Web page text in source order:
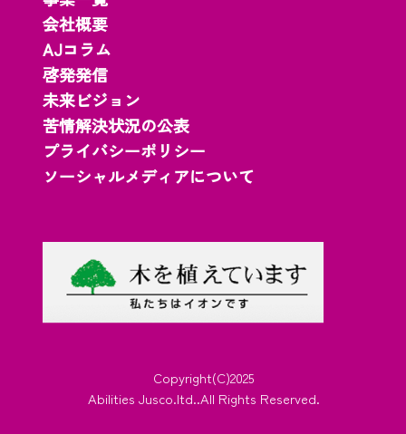
会社概要
AJコラム
啓発発信
未来ビジョン
苦情解決状況の公表
プライバシーポリシー
ソーシャルメディアについて
Copyright(C)2025
Abilities Jusco.ltd..All Rights Reserved.